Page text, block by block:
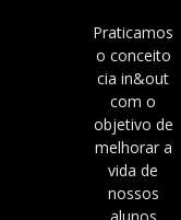
Praticamos
o conceito
cia in&out
com o
objetivo de
melhorar a
vida de
nossos
alunos